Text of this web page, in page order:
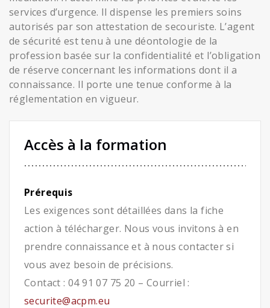
services d’urgence. Il dispense les premiers soins
autorisés par son attestation de secouriste. L’agent
de sécurité est tenu à une déontologie de la
profession basée sur la confidentialité et l’obligation
de réserve concernant les informations dont il a
connaissance. Il porte une tenue conforme à la
réglementation en vigueur.
Accès à la formation
Prérequis
Les exigences sont détaillées dans la fiche
action à télécharger. Nous vous invitons à en
prendre connaissance et à nous contacter si
vous avez besoin de précisions.
Contact : 04 91 07 75 20 – Courriel :
securite@acpm.eu